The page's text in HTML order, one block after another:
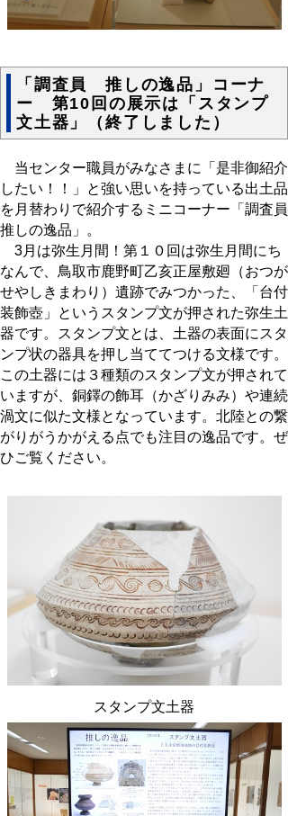
「調査員 推しの逸品」コーナ
ー 第10回の展示は「スタンプ
文土器」（終了しました）
当センター職員がみなさまに「是非御紹介
したい！！」と強い思いを持っている出土品
を月替わりで紹介するミニコーナー「調査員
推しの逸品」。
3月は弥生月間！ 第１０回は弥生月間にち
なんで、鳥取市鹿野町乙亥正屋敷廻（おつが
せやしきまわり）遺跡でみつかった、「台付
装飾壺」というスタンプ文が押された弥生土
器です。スタンプ文とは、土器の表面にスタ
ンプ状の器具を押し当ててつける文様です。
この土器には３種類のスタンプ文が押されて
いますが、銅鐸の飾耳（かざりみみ）や連続
渦文に似た文様となっています。 北陸との繋
がりがうかがえる点でも注目の逸品です。ぜ
ひご覧ください。
スタンプ文土器